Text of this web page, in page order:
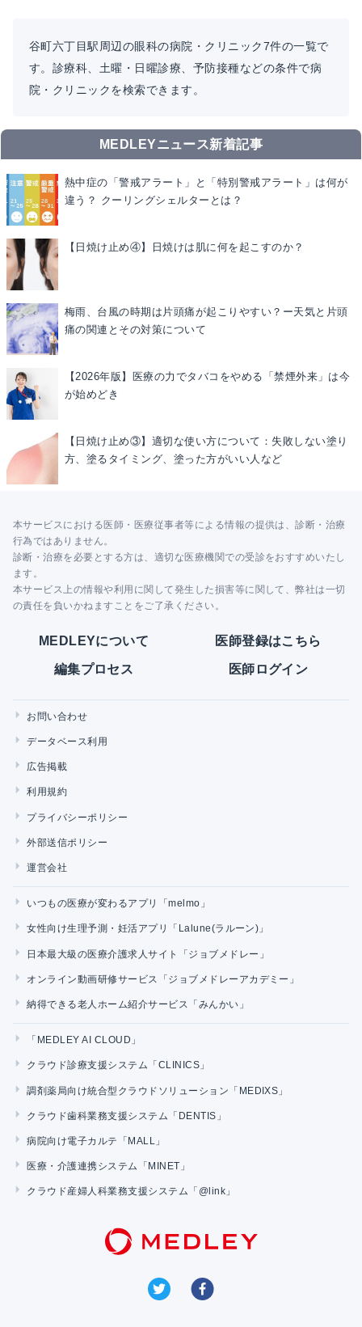
谷町六丁目駅周辺の眼科の病院・クリニック7件の一覧で
す。診療科、土曜・日曜診療、予防接種などの条件で病
院・クリニックを検索できます。
MEDLEYニュース新着記事
熱中症の「警戒アラート」と「特別警戒アラート」は何が
違う？ クーリングシェルターとは？
【日焼け止め④】日焼けは肌に何を起こすのか？
梅雨、台風の時期は片頭痛が起こりやすい？ー天気と片頭
痛の関連とその対策について
【2026年版】医療の力でタバコをやめる「禁煙外来」は今
が始めどき
【日焼け止め③】適切な使い方について：失敗しない塗り
方、塗るタイミング、塗った方がいい人など
本サービスにおける医師・医療従事者等による情報の提供は、診断・治療
行為ではありません。
診断・治療を必要とする方は、適切な医療機関での受診をおすすめいたし
ます。
本サービス上の情報や利用に関して発生した損害等に関して、弊社は一切
の責任を負いかねますことをご了承ください。
MEDLEYについて 医師登録はこちら
編集プロセス 医師ログイン
お問い合わせ
データベース利用
広告掲載
利用規約
プライバシーポリシー
外部送信ポリシー
運営会社
いつもの医療が変わるアプリ「melmo」
女性向け生理予測・妊活アプリ「Lalune(ラルーン)」
日本最大級の医療介護求人サイト「ジョブメドレー」
オンライン動画研修サービス「ジョブメドレーアカデミー」
納得できる老人ホーム紹介サービス「みんかい」
「MEDLEY AI CLOUD」
クラウド診療支援システム「CLINICS」
調剤薬局向け統合型クラウドソリューション「MEDIXS」
クラウド歯科業務支援システム「DENTIS」
病院向け電子カルテ「MALL」
医療・介護連携システム「MINET」
クラウド産婦人科業務支援システム「@link」